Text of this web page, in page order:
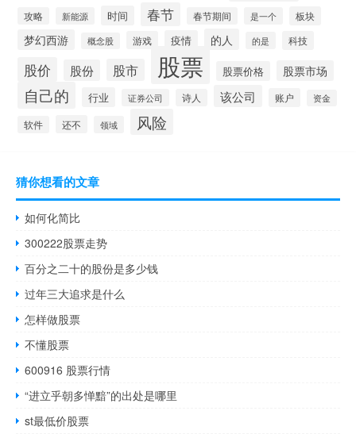
攻略 新能源 时间 春节 春节期间 是一个 板块
梦幻西游 概念股 游戏 疫情 的人 的是 科技
股价 股份 股市 股票 股票价格 股票市场
自己的 行业 证券公司 诗人 该公司 账户 资金
软件 还不 领域 风险
猜你想看的文章
如何化简比
300222股票走势
百分之二十的股份是多少钱
过年三大追求是什么
怎样做股票
不懂股票
600916 股票行情
“进立乎朝多惮黯”的出处是哪里
st最低价股票